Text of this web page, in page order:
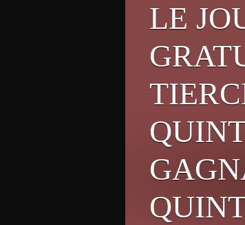
LE